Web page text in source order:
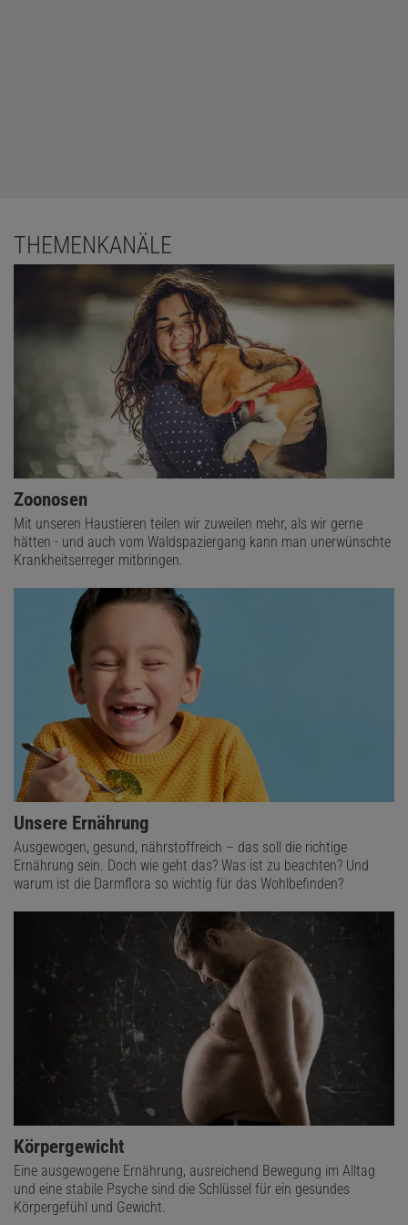
THEMENKANÄLE
Zoonosen
Mit unseren Haustieren teilen wir zuweilen mehr, als wir gerne
hätten - und auch vom Waldspaziergang kann man unerwünschte
Krankheitserreger mitbringen.
Unsere Ernährung
Ausgewogen, gesund, nährstoffreich – das soll die richtige
Ernährung sein. Doch wie geht das? Was ist zu beachten? Und
warum ist die Darmflora so wichtig für das Wohlbefinden?
Körpergewicht
Eine ausgewogene Ernährung, ausreichend Bewegung im Alltag
und eine stabile Psyche sind die Schlüssel für ein gesundes
Körpergefühl und Gewicht.